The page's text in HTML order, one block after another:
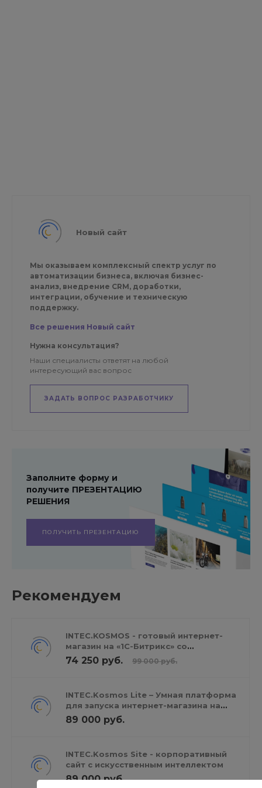
Новый сайт
Мы оказываем комплексный спектр услуг по
автоматизации бизнеса, включая бизнес-
анализ, внедрение CRM, доработки,
интеграции, обучение и техническую
поддержку.
Все решения Новый сайт
Нужна консультация?
Наши специалисты ответят на любой
интересующий вас вопрос
ЗАДАТЬ ВОПРОС РАЗРАБОТЧИКУ
Заполните форму и
получите ПРЕЗЕНТАЦИЮ
РЕШЕНИЯ
ПОЛУЧИТЬ ПРЕЗЕНТАЦИЮ
Рекомендуем
INTEC.KOSMOS - готовый интернет-
магазин на «1С-Битрикс» со
встроенным искусственным
интеллектом
74 250 руб. 99 000 руб.
INTEC.Kosmos Lite – Умная платформа
для запуска интернет-магазина на
редакции «Старт»
89 000 руб.
INTEC.Kosmos Site - корпоративный
сайт с искусственным интеллектом
89 000 руб.